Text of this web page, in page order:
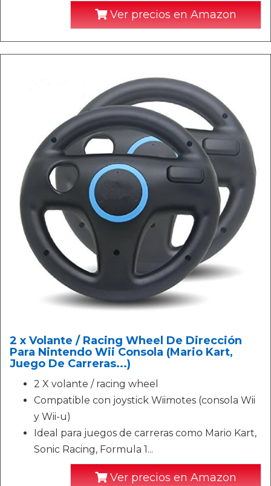
Ver precios en Amazon
2 x Volante / Racing Wheel De Dirección
Para Nintendo Wii Consola (Mario Kart,
Juego De Carreras...)
2 X volante / racing wheel
Compatible con joystick Wiimotes (consola Wii
y Wii-u)
Ideal para juegos de carreras como Mario Kart,
Sonic Racing, Formula 1...
Ver precios en Amazon